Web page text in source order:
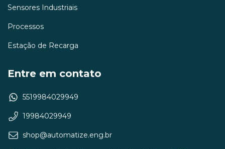
Sensores Industriais
Processos
Estação de Recarga
Entre em contato
5519984029949
19984029949
shop@automatize.eng.br